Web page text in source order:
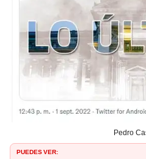
Pedro
PUEDES VER: